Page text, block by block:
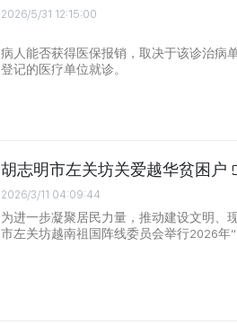
2026/5/31 12:15:00
病人能否获得医保报销，取决于该诊治病
登记的医疗单位就诊。
胡志明市左关坊关爱越华贫困户
2026/3/11 04:09:44
为进一步凝聚居民力量，推动建设文明、
市左关坊越南祖国阵线委员会举行2026年“